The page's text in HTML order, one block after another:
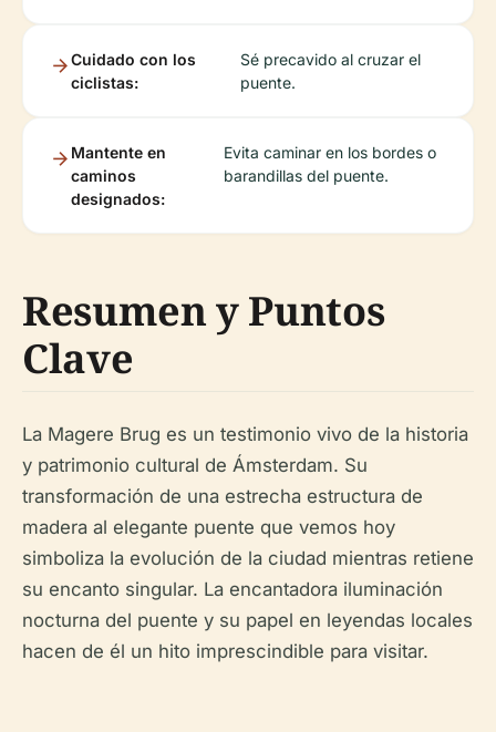
Cuidado con los
ciclistas:
Sé precavido al cruzar el
puente.
Mantente en
caminos
designados:
Evita caminar en los bordes o
barandillas del puente.
Resumen y Puntos
Clave
La Magere Brug es un testimonio vivo de la historia
y patrimonio cultural de Ámsterdam. Su
transformación de una estrecha estructura de
madera al elegante puente que vemos hoy
simboliza la evolución de la ciudad mientras retiene
su encanto singular. La encantadora iluminación
nocturna del puente y su papel en leyendas locales
hacen de él un hito imprescindible para visitar.